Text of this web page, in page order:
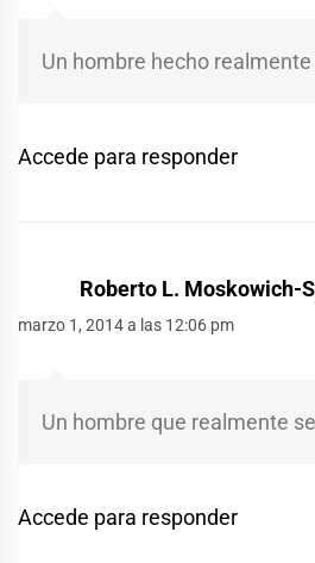
Un hombre hecho
Accede para responder
Roberto L. Moskowich-
marzo 1, 2014 a las 12:06 pm
Un hombre que realmente
Accede para responder